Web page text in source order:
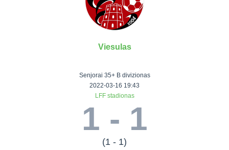
Visi turnyrai
futbolas
futbolas
Senjorai 35+
Senjorai 45+
Select II
Viesulas
Senjorai 35+ B divizionas
2022-03-16 19:43
LFF stadionas
1 - 1
(1 - 1)